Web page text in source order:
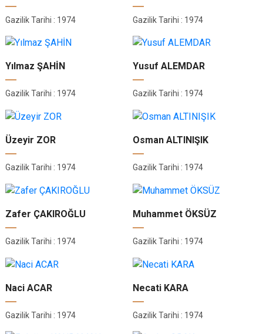
Gazilik Tarihi : 1974 Gazilik Tarihi : 1974
Yılmaz ŞAHİN
Gazilik Tarihi : 1974
Yusuf ALEMDAR
Gazilik Tarihi : 1974
Üzeyir ZOR
Gazilik Tarihi : 1974
Osman ALTINIŞIK
Gazilik Tarihi : 1974
Zafer ÇAKIROĞLU
Gazilik Tarihi : 1974
Muhammet ÖKSÜZ
Gazilik Tarihi : 1974
Naci ACAR
Gazilik Tarihi : 1974
Necati KARA
Gazilik Tarihi : 1974